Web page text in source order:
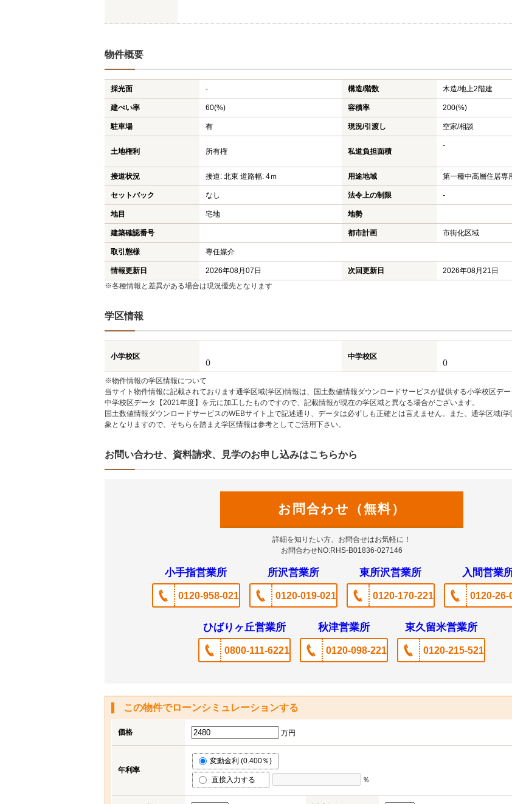
物件概要
採光面 - 構造/階数 木造/地上2階建
建ぺい率 60(%) 容積率 200(%)
駐車場 有 現況/引渡し 空家/相談
土地権利 所有権 私道負担面積
-
接道状況 接道: 北東 道路幅: 4ｍ 用途地域 第一種中高層住居専
セットバック なし 法令上の制限 -
地目 宅地 地勢
建築確認番号 都市計画 市街化区域
取引態様 専任媒介
情報更新日 2026年08月07日 次回更新日
2026年08月21日
※各種情報と差異がある場合は現況優先となります
学区情報
小学校区
()
中学校区
()
※物件情報の学区情報について
当サイト物件情報に記載されております通学区域(学区)情報は、国土数値情報ダウンロードサービスが提供する小学校区デ
中学校区データ【2021年度】を元に加工したものですので、記載情報が現在の学区域と異なる場合がございます。
国土数値情報ダウンロードサービスのWEBサイト上で記述通り、データは必ずしも正確とは言えません。また、通学区域(
象となりますので、そちらを踏まえ学区情報は参考としてご活用下さい。
お問い合わせ、資料請求、見学のお申し込みはこちらから
お問合わせ（無料）
詳細を知りたい方、お問合せはお気軽に！
お問合わせNO:RHS-B01836-027146
小手指営業所
0120-958-021
所沢営業所
0120-019-021
東所沢営業所
0120-170-221
入間営業
0120-26-
ひばりヶ丘営業所
0800-111-6221
秋津営業所
0120-098-221
東久留米営業所
0120-215-521
この物件でローンシミュレーションする
価格 万円
年利率
変動金利 (0.400％)
直接入力する ％